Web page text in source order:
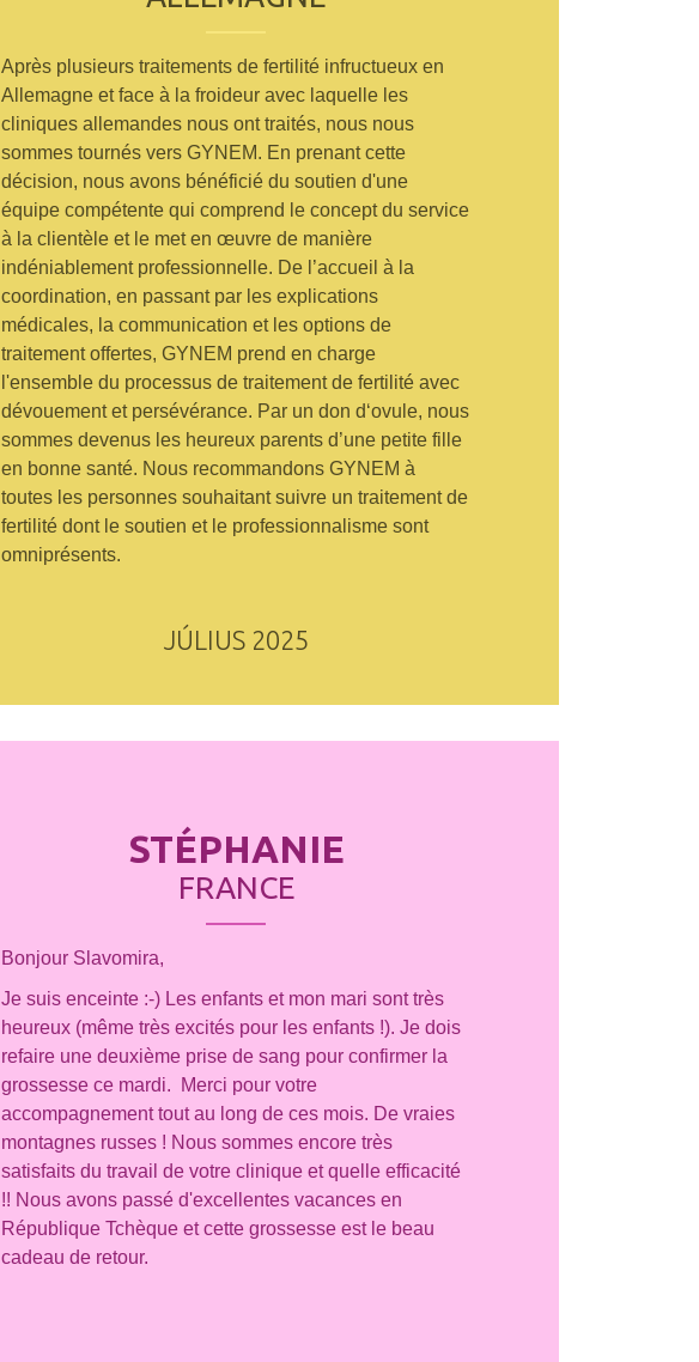
Après plusieurs traitements de fertilité infructueux en
Allemagne et face à la froideur avec laquelle les
cliniques allemandes nous ont traités, nous nous
sommes tournés vers GYNEM. En prenant cette
décision, nous avons bénéficié du soutien d'une
équipe compétente qui comprend le concept du service
à la clientèle et le met en œuvre de manière
indéniablement professionnelle. De l’accueil à la
coordination, en passant par les explications
médicales, la communication et les options de
traitement offertes, GYNEM prend en charge
l'ensemble du processus de traitement de fertilité avec
dévouement et persévérance. Par un don d‘ovule, nous
sommes devenus les heureux parents d’une petite fille
en bonne santé. Nous recommandons GYNEM à
toutes les personnes souhaitant suivre un traitement de
fertilité dont le soutien et le professionnalisme sont
omniprésents.
JÚLIUS 2025
STÉPHANIE
FRANCE
Bonjour Slavomira,
Je suis enceinte :-) Les enfants et mon mari sont très
heureux (même très excités pour les enfants !). Je dois
refaire une deuxième prise de sang pour confirmer la
grossesse ce mardi. Merci pour votre
accompagnement tout au long de ces mois. De vraies
montagnes russes ! Nous sommes encore très
satisfaits du travail de votre clinique et quelle efficacité
!! Nous avons passé d'excellentes vacances en
République Tchèque et cette grossesse est le beau
cadeau de retour.